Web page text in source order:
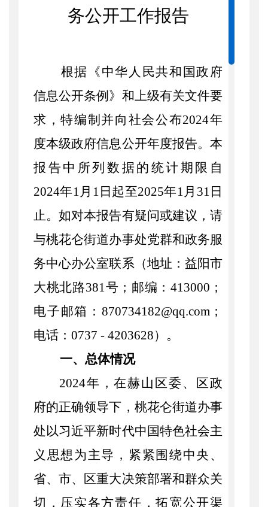
务公开工作报告
根据《中华人民共和国政府
信息公开条例》和上级有关文件要
求，特编制并向社会公布2024年
度本级政府信息公开年度报告。本
报告中所列数据的统计期限自
2024年1月1日起至2025年1月31日
止。如对本报告有疑问或建议，请
与桃花仑街道办事处党群和政务服
务中心办公室联系（地址：益阳市
大桃北路381号；邮编：413000；
电子邮箱：870734182@qq.com；
电话：0737 - 4203628）。
一、总体情况
2024年，在赫山区委、区政
府的正确领导下，桃花仑街道办事
处以习近平新时代中国特色社会主
义思想为主导，紧紧围绕中央、
省、市、区重大决策部署和群众关
切，压实各方责任，拓宽公开渠